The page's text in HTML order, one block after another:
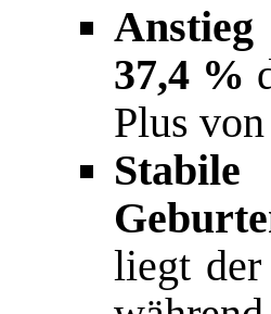
37,4 %
Plus
liegt der